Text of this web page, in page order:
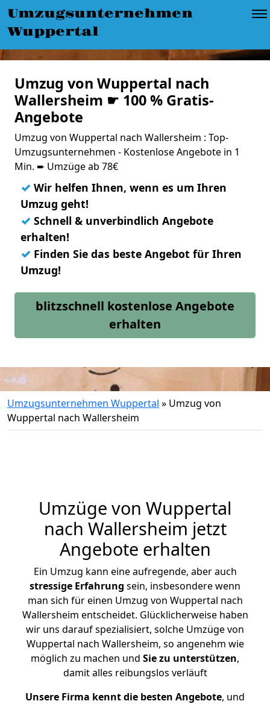
Umzugsunternehmen
Wuppertal
Umzug von Wuppertal nach
Wallersheim ☛ 100 % Gratis-
Angebote
Umzug von Wuppertal nach Wallersheim : Top-
Umzugsunternehmen - Kostenlose Angebote in 1
Min. ➨ Umzüge ab 78€
✓ Wir helfen Ihnen, wenn es um Ihren
Umzug geht!
✓ Schnell & unverbindlich Angebote
erhalten!
✓ Finden Sie das beste Angebot für Ihren
Umzug!
blitzschnell kostenlose Angebote
erhalten
Umzugsunternehmen Wuppertal » Umzug von
Wuppertal nach Wallersheim
Umzüge von Wuppertal
nach Wallersheim jetzt
Angebote erhalten
Ein Umzug kann eine aufregende, aber auch
stressige Erfahrung sein, insbesondere wenn
man sich für einen Umzug von Wuppertal nach
Wallersheim entscheidet. Glücklicherweise haben
wir uns darauf spezialisiert, solche Umzüge von
Wuppertal nach Wallersheim, so angenehm wie
möglich zu machen und Sie zu unterstützen,
damit alles reibungslos verläuft
Unsere Firma kennt die besten Angebote, und